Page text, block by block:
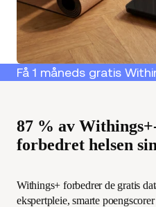
Få 1 måneds gratis
87 % av
forbedret helsen sin
Withings+ forbedrer de gratis
ekspertpleie, smarte